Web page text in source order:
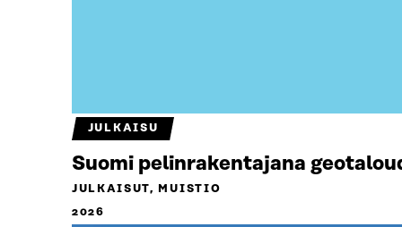
JULKAISU
Suomi pelinrakentajana
JULKAISUT, MUISTIO
2026